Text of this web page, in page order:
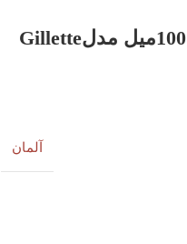
آلمان